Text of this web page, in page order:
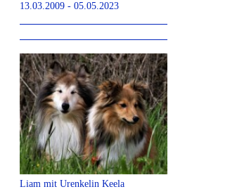
13.03.2009 - 05.05.2023
Liam mit Urenkelin Keela